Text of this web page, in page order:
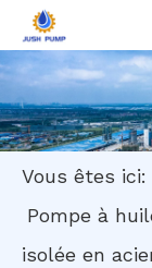
Vous êtes ici:
Pompe à
isolée en